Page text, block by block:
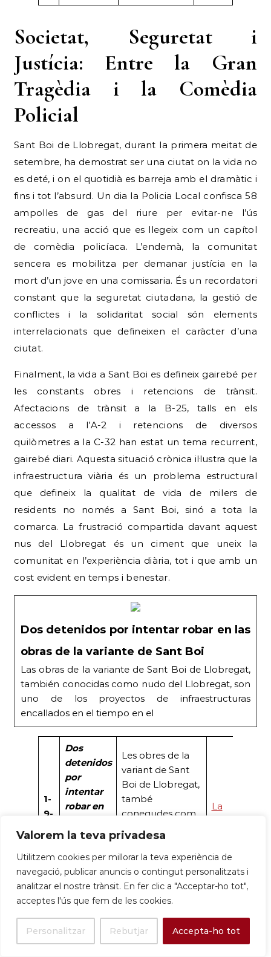
Valorem la teva privadesa
Utilitzem cookies per millorar la teva experiència de
navegació, publicar anuncis o contingut personalitzats i
analitzar el nostre trànsit. En fer clic a "Acceptar-ho tot",
acceptes l'ús que fem de les cookies.
Personalitzar Rebutjar Accepta-ho tot
Societat, Seguretat i
Justícia: Entre la Gran
Tragèdia i la Comèdia
Policial
Sant Boi de Llobregat, durant la primera meitat de
setembre, ha demostrat ser una ciutat on la vida no
es deté, i on el quotidià es barreja amb el dramàtic i
fins i tot l’absurd. Un dia la Policia Local confisca 58
ampolles de gas del riure per evitar-ne l’ús
recreatiu, una acció que es llegeix com un capítol
de comèdia policíaca. L’endemà, la comunitat
sencera es mobilitza per demanar justícia en la
mort d’un jove en una comissaria. És un recordatori
constant que la seguretat ciutadana, la gestió de
conflictes i la solidaritat social són elements
interrelacionats que defineixen el caràcter d’una
ciutat.
Finalment, la vida a Sant Boi es defineix gairebé per
les constants obres i retencions de trànsit.
Afectacions de trànsit a la B-25, talls en els
accessos a l’A-2 i retencions de diversos
quilòmetres a la C-32 han estat un tema recurrent,
gairebé diari. Aquesta situació crònica il·lustra que la
infraestructura viària és un problema estructural
que defineix la qualitat de vida de milers de
residents no només a Sant Boi, sinó a tota la
comarca. La frustració compartida davant aquest
nus del Llobregat és un ciment que uneix la
comunitat en l’experiència diària, tot i que amb un
cost evident en temps i benestar.
Dos detenidos por intentar robar en las
obras de la variante de Sant Boi
Las obras de la variante de Sant Boi de Llobregat,
también conocidas como nudo del Llobregat, son
uno de los proyectos de infraestructuras
encallados en el tiempo en el
1-
9-
Dos
detenidos
por
intentar
robar en
de la
de Sant
Boi
Les obres de la
variant de Sant
Boi de Llobregat,
també
conegudes com
a nus del
Llobregat, són un
dels projectes
d’infraestructures.
La